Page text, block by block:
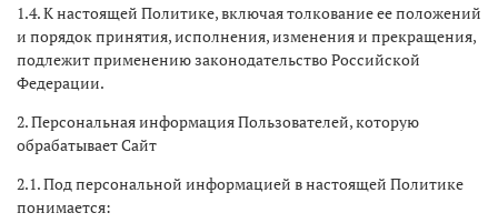
1.4. К настоящей Политике, включая толкование ее положений
и порядок принятия, исполнения, изменения и прекращения,
подлежит применению законодательство Российской
Федерации.
2. Персональная информация Пользователей, которую
обрабатывает Сайт
2.1. Под персональной информацией в настоящей Политике
понимается: